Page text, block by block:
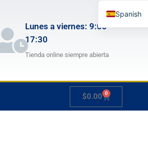
Lunes a viernes: 9:00 -
17:30
Tienda online siempre abierta
$0.00 0
Carrito
Spanish
Japanese